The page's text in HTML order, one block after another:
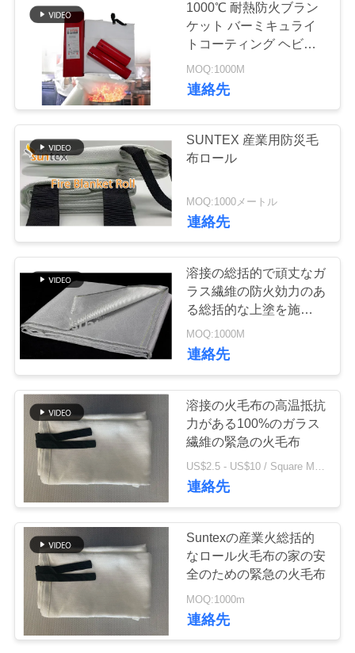
ア
ー
品
質
管
連
絡
い
金
を
PUの上塗を施して
あるガラス繊維の
生地
254
ptfe の上塗を施して
あるガラス繊維の
生地
アルミ ホイルのガ
ラス繊維の布
25
耐熱性生地
14
1000℃ 耐熱防火ブラン
ケット バーミキュライ
トコーティング ヘビー
デューティー溶接保護用
MOQ:1000M
連絡先
SUNTEX 産業用防災毛
布ロール
MOQ:1000メートル
連絡先
溶接の総括的で頑丈なガ
ラス繊維の防火効力のあ
る総括的な上塗を施して
あるガラス繊維の生地
MOQ:1000M
連絡先
溶接の火毛布の高温抵抗
力がある100%のガラス
繊維の緊急の火毛布
US$2.5 - US$10 / Square Meter MOQ:1000の平方メートル/平方メートル
連絡先
Suntexの産業火総括的
なロール火毛布の家の安
全のための緊急の火毛布
MOQ:1000m
連絡先